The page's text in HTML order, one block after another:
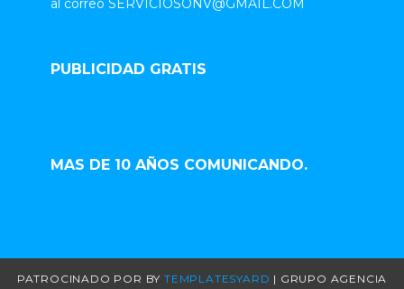
al correo SERVICIOSONV@GMAIL.COM
PUBLICIDAD GRATIS
MAS DE 10 AÑOS COMUNICANDO.
PATROCINADO POR BY TEMPLATESYARD | GRUPO AGENCIA